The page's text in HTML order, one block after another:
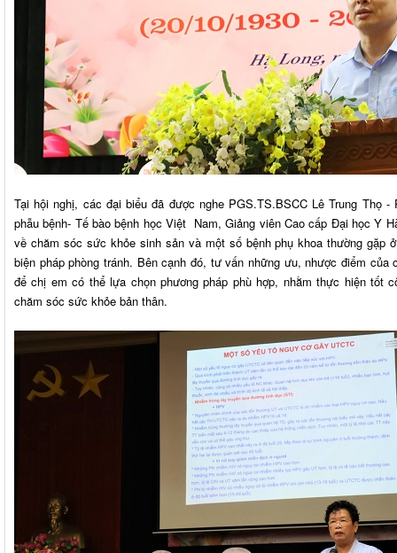
Tại hội nghị, các đại biểu đã được nghe PGS.TS.BSCC Lê Trung Thọ
phẫu bệnh- Tế bào bệnh học Việt Nam, Giảng viên Cao cấp Đại học Y
về chăm sóc sức khỏe sinh sản và một số bệnh phụ khoa thường gặp
biện pháp phòng tránh. Bên cạnh đó, tư vấn những ưu, nhược điểm của
để chị em có thể lựa chọn phương pháp phù hợp, nhằm thực hiện tốt
chăm sóc sức khỏe bản thân.